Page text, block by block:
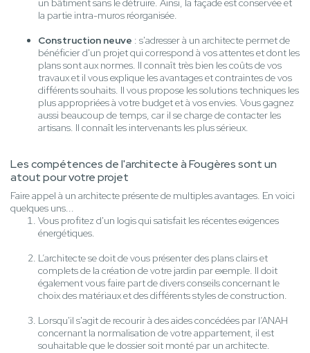
un bâtiment sans le détruire. Ainsi, la façade est conservée et
la partie intra-muros réorganisée.
Construction neuve : s'adresser à un architecte permet de
bénéficier d'un projet qui correspond à vos attentes et dont les
plans sont aux normes. Il connaît très bien les coûts de vos
travaux et il vous explique les avantages et contraintes de vos
différents souhaits. Il vous propose les solutions techniques les
plus appropriées à votre budget et à vos envies. Vous gagnez
aussi beaucoup de temps, car il se charge de contacter les
artisans. Il connaît les intervenants les plus sérieux.
Les compétences de l'architecte à Fougères sont un
atout pour votre projet
Faire appel à un architecte présente de multiples avantages. En voici
quelques uns...
Vous profitez d'un logis qui satisfait les récentes exigences
énergétiques.
L’architecte se doit de vous présenter des plans clairs et
complets de la création de votre jardin par exemple. Il doit
également vous faire part de divers conseils concernant le
choix des matériaux et des différents styles de construction.
Lorsqu'il s'agit de recourir à des aides concédées par l’ANAH
concernant la normalisation de votre appartement, il est
souhaitable que le dossier soit monté par un architecte.